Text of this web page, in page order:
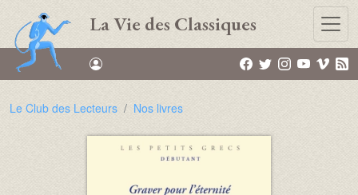
Aller au contenu principal
La Vie des Classiques
Le Club des Lecteurs Nos livres